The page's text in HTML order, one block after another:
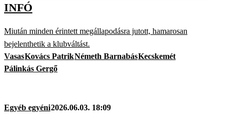
INFÓ
Miután minden érintett megállapodásra jutott, hamarosan
bejelenthetik a klubváltást.
VasasKovács PatrikNémeth BarnabásKecskemét
Pálinkás Gergő
Egyéb egyéni2026.06.03. 18:09